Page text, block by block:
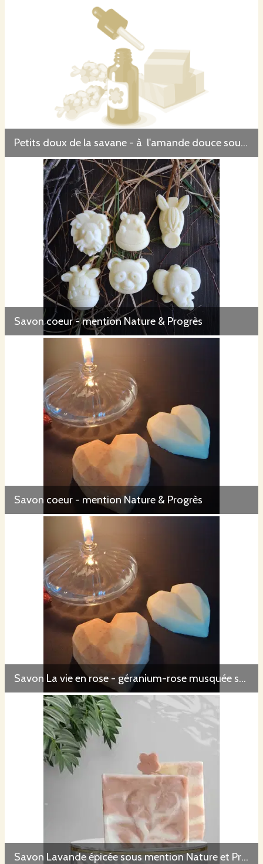
Le parfum résulte d’une association d’huiles essentielles
lavandin
menthe poivrée
orange
patchouli
romarin
verveine exotique
vétiver
ylang-ylang
Autres ingrédients
argile blanche : douce ,purifiante, matifiante, réparatrice,
argile rougehydratante et anti-inflammatoire
purifiante et antiinflammatoire
Bière blanche bio de https://www.laffutee.fr
charbon végétal activé
Indigobio : pigment bleu naturel d’origine française produit par
https://www.lechampdescouleurs.com – présent dans le savon NUIT
poudre d'urucum
Poudre d'orcanette
Poudre de shikakaï biodehttps://www.lessavonsdepierre.fr
élaborée à partir du fruit sec de l’arbuste Acacia Concinna. Riche en
saponine, elle agit comme un tensioactif naturel dans le shampooing
solide
Spiruline bio :cyanobactérie particulièrement riche en protéines,
vitamines et acides aminés. Utilisée comme complément
alimentaire, elle aurait également des vertus pour la peau… Produite
https://ardeche-spiruline.com
– présente dans le savon Vague à
Petits doux de la savane - à l'amande douce sous mention Nature et Progrès
Savon coeur - mention Nature & Progrès
Savon coeur - mention Nature & Progrès
Savon La vie en rose - géranium-rose musquée sous mention Nature et Progrès
Savon Lavande épicée sous mention Nature et Progrès